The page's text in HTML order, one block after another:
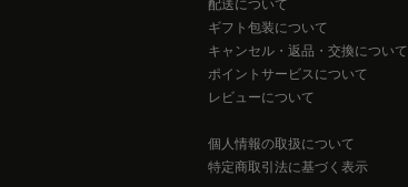
配送について
ギフト包装について
キャンセル・返品・交換について
ポイントサービスについて
レビューについて
個人情報の取扱について
特定商取引法に基づく表示